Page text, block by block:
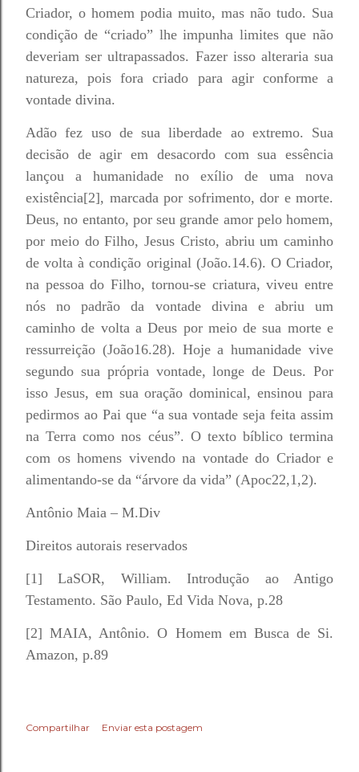
Criador, o homem podia muito, mas não tudo. Sua
condição de “criado” lhe impunha limites que não
deveriam ser ultrapassados. Fazer isso alteraria sua
natureza, pois fora criado para agir conforme a
vontade divina.
Adão fez uso de sua liberdade ao extremo. Sua
decisão de agir em desacordo com sua essência
lançou a humanidade no exílio de uma nova
existência[2], marcada por sofrimento, dor e morte.
Deus, no entanto, por seu grande amor pelo homem,
por meio do Filho, Jesus Cristo, abriu um caminho
de volta à condição original (João.14.6). O Criador,
na pessoa do Filho, tornou-se criatura, viveu entre
nós no padrão da vontade divina e abriu um
caminho de volta a Deus por meio de sua morte e
ressurreição (João16.28). Hoje a humanidade vive
segundo sua própria vontade, longe de Deus. Por
isso Jesus, em sua oração dominical, ensinou para
pedirmos ao Pai que “a sua vontade seja feita assim
na Terra como nos céus”. O texto bíblico termina
com os homens vivendo na vontade do Criador e
alimentando-se da “árvore da vida” (Apoc22,1,2).
Antônio Maia – M.Div
Direitos autorais reservados
[1] LaSOR, William. Introdução ao Antigo
Testamento. São Paulo, Ed Vida Nova, p.28
[2] MAIA, Antônio. O Homem em Busca de Si.
Amazon, p.89
Compartilhar Enviar esta postagem